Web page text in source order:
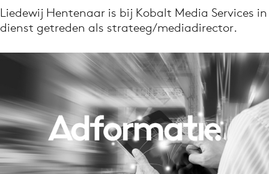
Download de app
Volg het laatste nieuws via de Adformatie
Menu
Home
Liedewij Hentenaar is bij Kobalt Media Services in
dienst getreden als strateeg/mediadirector.